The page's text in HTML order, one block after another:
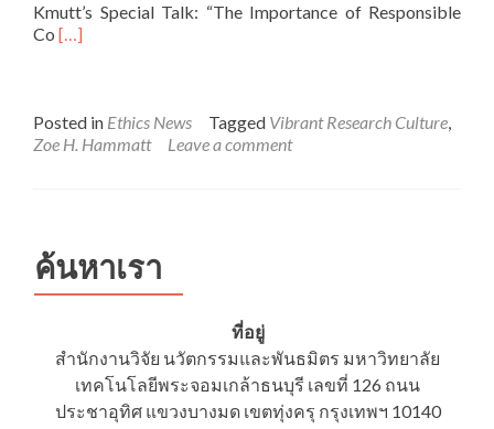
Kmutt’s Special Talk: “The Importance of Responsible
Co Read
Special
Talk:
Conduct
in
Fostering
Research
Culture”
[…]
Posted in Ethics News Tagged Vibrant Research Culture,
Zoe H. Hammatt
Leave a comment
ค้นหาเรา
ที่อยู่
สำนักงานวิจัย นวัตกรรมและพันธมิตร มหาวิทยาลัย
เทคโนโลยีพระจอมเกล้าธนบุรี เลขที่ 126 ถนน
ประชาอุทิศ แขวงบางมด เขตทุ่งครุ กรุงเทพฯ 10140